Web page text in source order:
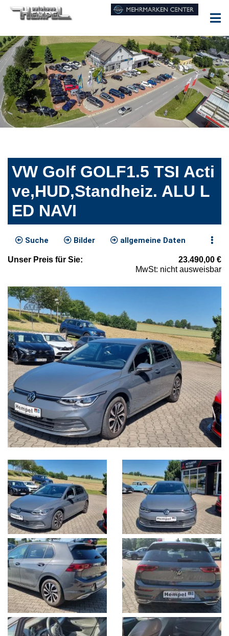
VW Golf GOLF1.5 TSI Acti
ve,HUD,Standheiz. ALU L
ED NAVI
Suche Bilder allgemeine Daten
Unser Preis für Sie: 23.490,00 €
MwSt: nicht ausweisbar